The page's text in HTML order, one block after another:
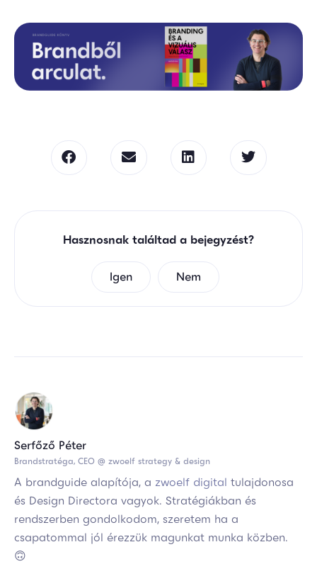
Hasznosnak találtad a bejegyzést?
Igen Nem
Serfőző Péter
Brandstratéga, CEO @ zwoelf strategy & design
A brandguide alapítója, a zwoelf digital tulajdonosa
és Design Directora vagyok. Stratégiákban és
rendszerben gondolkodom, szeretem ha a
csapatommal jól érezzük magunkat munka közben.
🙃